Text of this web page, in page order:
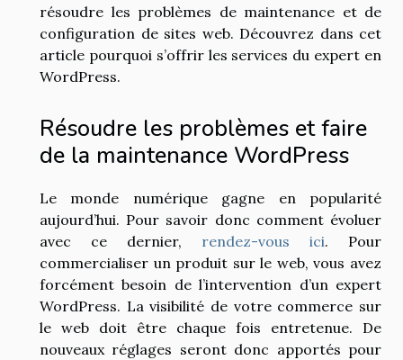
résoudre les problèmes de maintenance et de
configuration de sites web. Découvrez dans cet
article pourquoi s’offrir les services du expert en
WordPress.
Résoudre les problèmes et faire
de la maintenance WordPress
Le monde numérique gagne en popularité
aujourd’hui. Pour savoir donc comment évoluer
avec ce dernier, rendez-vous ici. Pour
commercialiser un produit sur le web, vous avez
forcément besoin de l’intervention d’un expert
WordPress. La visibilité de votre commerce sur
le web doit être chaque fois entretenue. De
nouveaux réglages seront donc apportés pour